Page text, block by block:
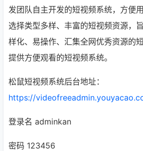
发团队自主开发的短视频系统，方便
选择类型多样、丰富的短视频资源，
样化、易操作、汇集全网优秀资源的
提供方便观看的短视频系统。
松鼠短视频系统后台地址：
https://
登录名 adminkan
密码 123456